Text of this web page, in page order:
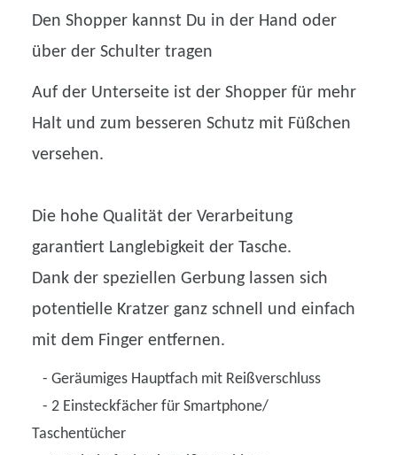
Den Shopper kannst Du in der Hand oder
über der Schulter tragen
Auf der Unterseite ist der Shopper für mehr
Halt und zum besseren Schutz mit Füßchen
versehen.
Die hohe Qualität der Verarbeitung
garantiert Langlebigkeit der Tasche.
Dank der speziellen Gerbung lassen sich
potentielle Kratzer ganz schnell und einfach
mit dem Finger entfernen.
- Geräumiges Hauptfach mit Reißverschluss
- 2 Einsteckfächer für Smartphone/
Taschentücher